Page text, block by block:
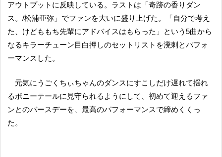
アウトプットに反映している。ラストは「奇跡の香りダン
ス。/松浦亜弥」でファンを大いに盛り上げた。「自分で考え
た、けどももち先輩にアドバイスはもらった」という5曲から
なるキラーチューン目白押しのセットリストを溌剌とパフォ
ーマンスした。
元気にうごくちぃちゃんのダンスにすこしだけ遅れて揺れ
るポニーテールに見守られるようにして、初めて迎えるファ
ンとのバースデーを、最高のパフォーマンスで締めくくっ
た。